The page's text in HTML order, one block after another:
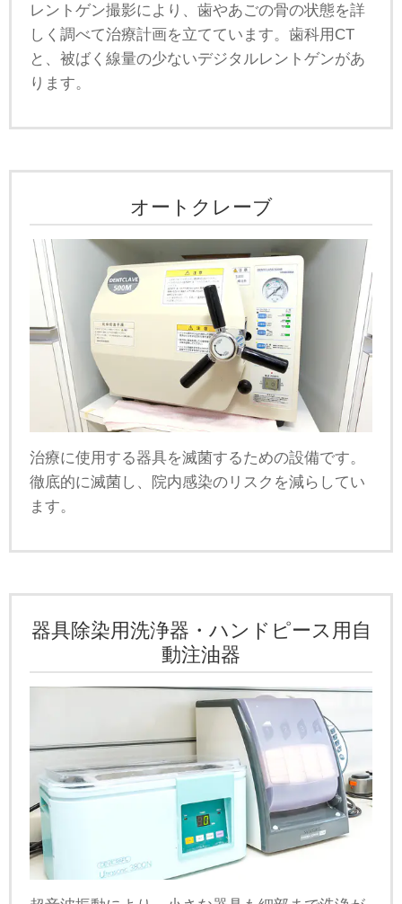
レントゲン撮影により、歯やあごの骨の状態を詳
しく調べて治療計画を立てています。歯科用CT
と、被ばく線量の少ないデジタルレントゲンがあ
ります。
オートクレーブ
治療に使用する器具を滅菌するための設備です。
徹底的に滅菌し、院内感染のリスクを減らしてい
ます。
器具除染用洗浄器・ハンドピース用自
動注油器